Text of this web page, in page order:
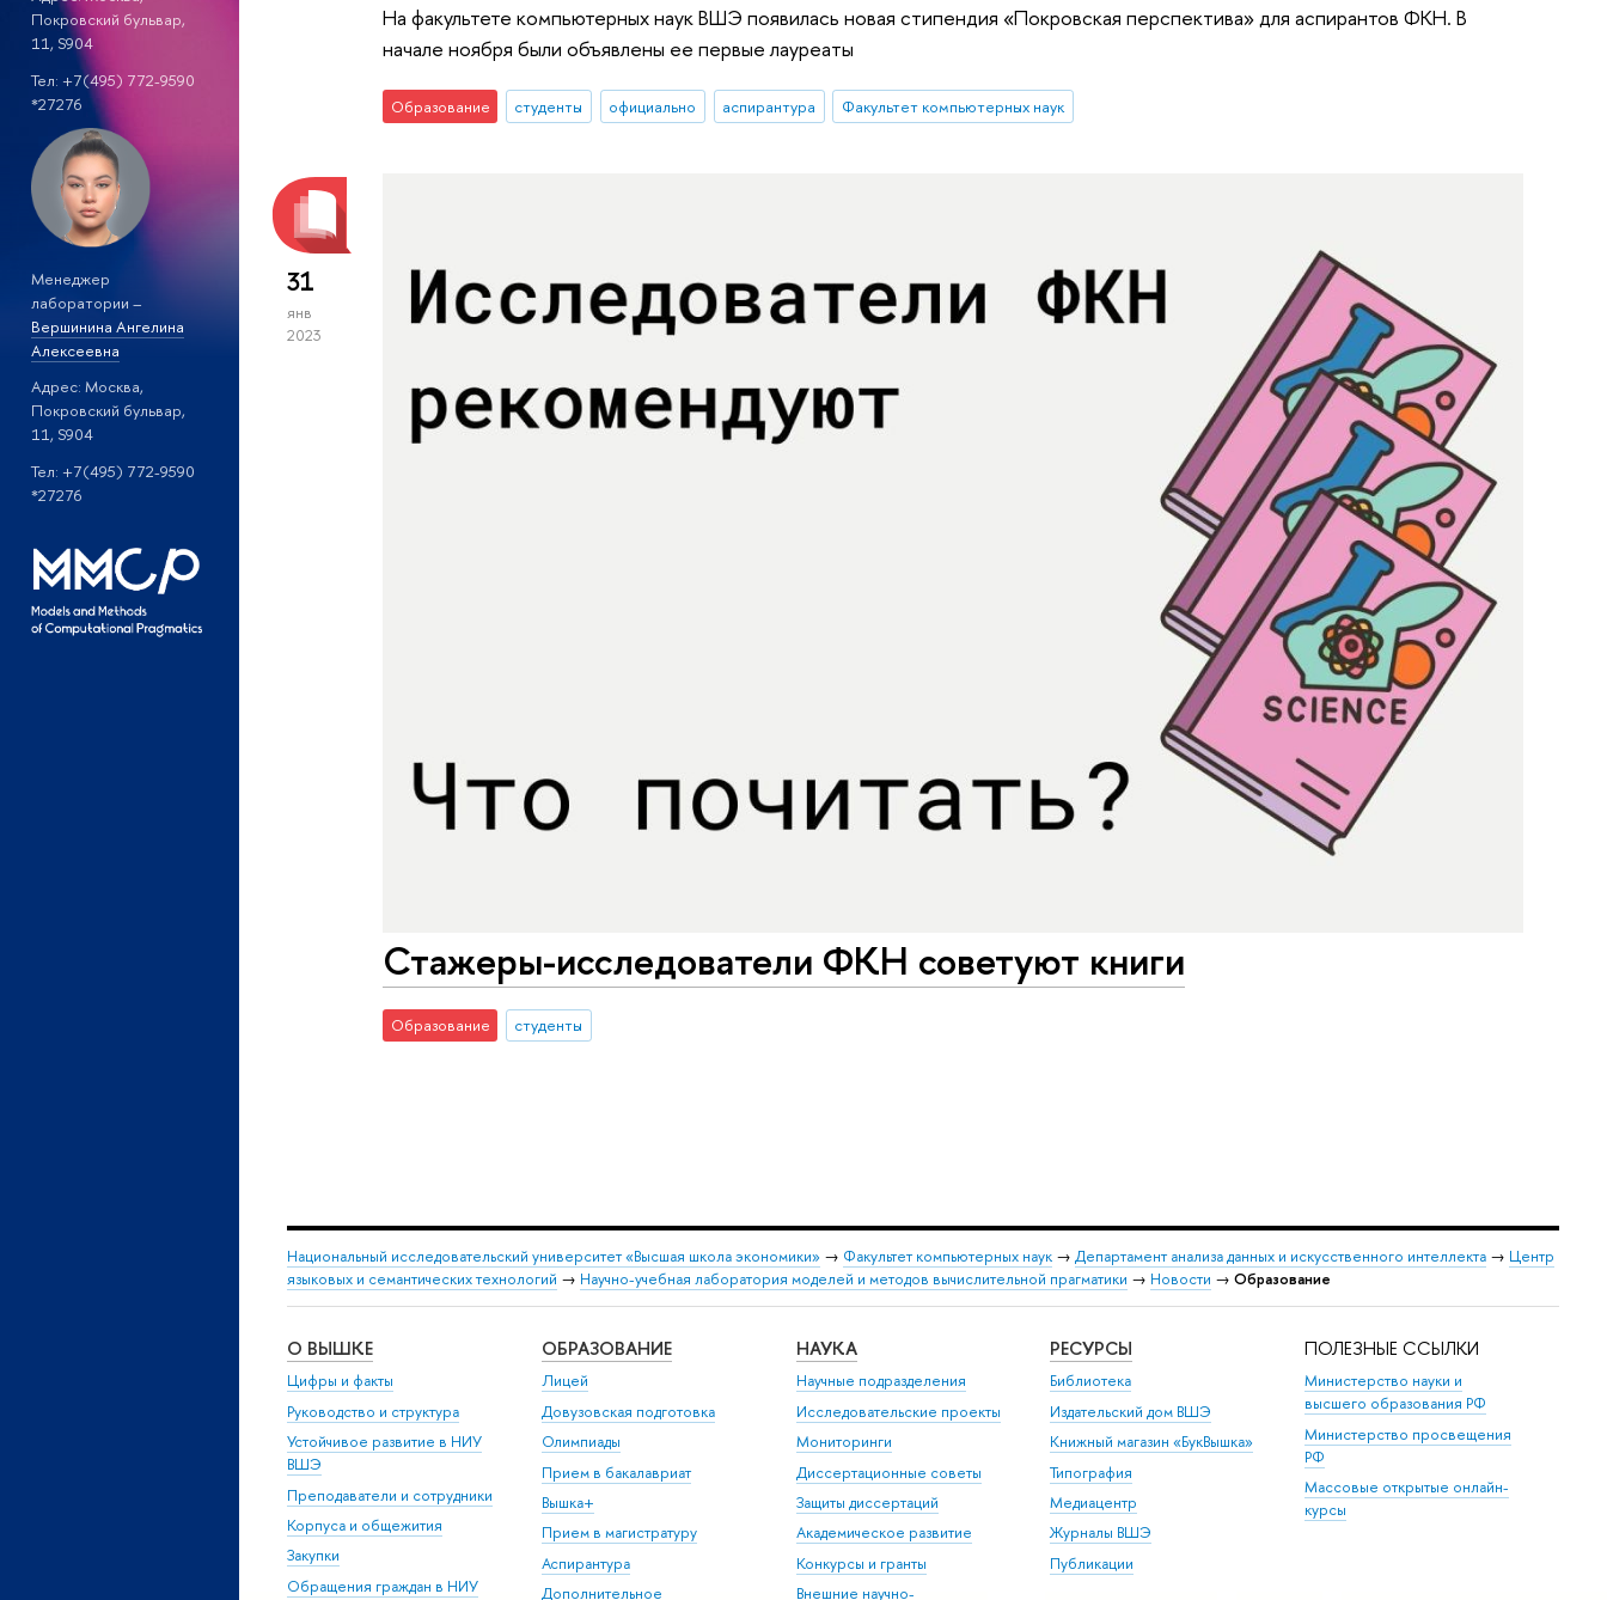
Покровский бульвар,
11, S904
Тел: +7(495) 772-9590
*27276
Менеджер
лаборатории –
Вершинина Ангелина
Алексеевна
Адрес: Москва,
Покровский бульвар,
11, S904
Тел: +7(495) 772-9590
*27276
На факультете компьютерных наук ВШЭ появилась новая стипендия «Покровская перспектива» для аспирантов ФКН. В
начале ноября были объявлены ее первые лауреаты
Образование студенты официально аспирантура Факультет компьютерных наук
31
янв
2023
Стажеры-исследователи ФКН советуют книги
Образование студенты
Национальный исследовательский университет «Высшая школа экономики» → Факультет компьютерных наук → Департамент анализа данных и искусственного интеллекта → Центр
языковых и семантических технологий → Научно-учебная лаборатория моделей и методов вычислительной прагматики → Новости → Образование
О ВЫШКЕ
Цифры и факты
Руководство и структура
Устойчивое развитие в НИУ
ВШЭ
Преподаватели и сотрудники
Корпуса и общежития
Закупки
Обращения граждан в НИУ
ОБРАЗОВАНИЕ
Лицей
Довузовская подготовка
Олимпиады
Прием в бакалавриат
Вышка+
Прием в магистратуру
Аспирантура
Дополнительное
НАУКА
Научные подразделения
Исследовательские проекты
Мониторинги
Диссертационные советы
Защиты диссертаций
Академическое развитие
Конкурсы и гранты
Внешние научно-
РЕСУРСЫ
Библиотека
Издательский дом ВШЭ
Книжный магазин «БукВышка»
Типография
Медиацентр
Журналы ВШЭ
Публикации
ПОЛЕЗНЫЕ ССЫЛКИ
Министерство науки и
высшего образования РФ
Министерство просвещения
РФ
Массовые открытые онлайн-
курсы